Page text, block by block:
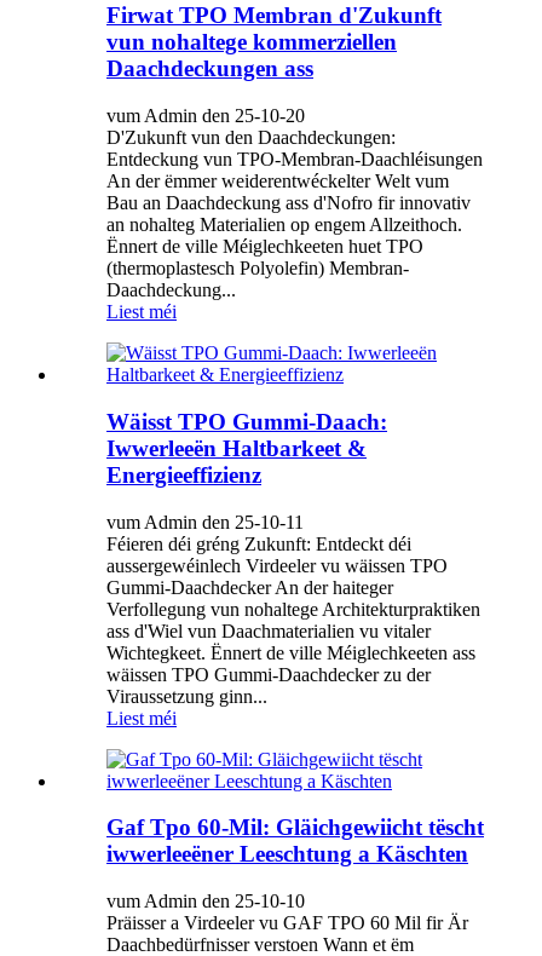
Firwat TPO Membran d'Zukunft
vun nohaltege kommerziellen
Daachdeckungen ass
vum Admin den 25-10-20
D'Zukunft vun den Daachdeckungen:
Entdeckung vun TPO-Membran-Daachléisungen
An der ëmmer weiderentwéckelter Welt vum
Bau an Daachdeckung ass d'Nofro fir innovativ
an nohalteg Materialien op engem Allzeithoch.
Ënnert de ville Méiglechkeeten huet TPO
(thermoplastesch Polyolefin) Membran-
Daachdeckung...
Liest méi
Wäisst TPO Gummi-Daach:
Iwwerleeën Haltbarkeet &
Energieeffizienz
vum Admin den 25-10-11
Féieren déi gréng Zukunft: Entdeckt déi
aussergewéinlech Virdeeler vu wäissen TPO
Gummi-Daachdecker An der haiteger
Verfollegung vun nohaltege Architekturpraktiken
ass d'Wiel vun Daachmaterialien vu vitaler
Wichtegkeet. Ënnert de ville Méiglechkeeten ass
wäissen TPO Gummi-Daachdecker zu der
Viraussetzung ginn...
Liest méi
Gaf Tpo 60-Mil: Gläichgewiicht tëscht
iwwerleeëner Leeschtung a Käschten
vum Admin den 25-10-10
Präisser a Virdeeler vu GAF TPO 60 Mil fir Är
Daachbedürfnisser verstoen Wann et ëm